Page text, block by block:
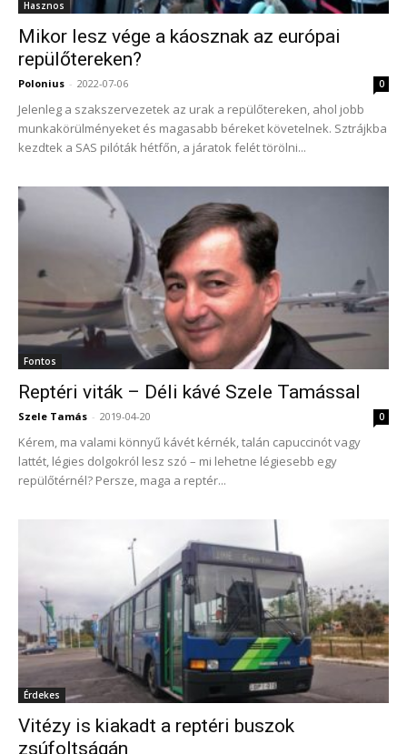
Hasznos
Mikor lesz vége a káosznak az európai
repülőtereken?
Polonius - 2022-07-06 0
Jelenleg a szakszervezetek az urak a repülőtereken, ahol jobb
munkakörülményeket és magasabb béreket követelnek. Sztrájkba
kezdtek a SAS pilóták hétfőn, a járatok felét törölni...
Fontos
Reptéri viták – Déli kávé Szele Tamással
Szele Tamás - 2019-04-20 0
Kérem, ma valami könnyű kávét kérnék, talán capuccinót vagy
lattét, légies dolgokról lesz szó – mi lehetne légiesebb egy
repülőtérnél? Persze, maga a reptér...
Érdekes
Vitézy is kiakadt a reptéri buszok
zsúfoltságán